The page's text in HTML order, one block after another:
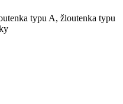
typu A, žloutenka typu